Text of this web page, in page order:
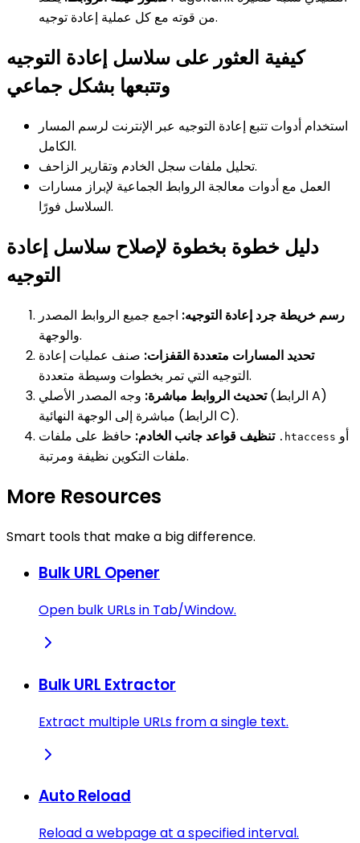
من قوته مع كل عملية إعادة توجيه.
كيفية العثور على سلاسل إعادة التوجيه
وتتبعها بشكل جماعي
استخدام أدوات تتبع إعادة التوجيه عبر الإنترنت لرسم المسار
الكامل.
تحليل ملفات سجل الخادم وتقارير الزاحف.
العمل مع أدوات معالجة الروابط الجماعية لإبراز مسارات
السلاسل فورًا.
دليل خطوة بخطوة لإصلاح سلاسل إعادة
التوجيه
رسم خريطة جرد إعادة التوجيه: اجمع جميع الروابط المصدر
والوجهة.
تحديد المسارات متعددة القفزات: صنف عمليات إعادة
التوجيه التي تمر بخطوات وسيطة متعددة.
تحديث الروابط مباشرة: وجه المصدر الأصلي (الرابط A)
مباشرة إلى الوجهة النهائية (الرابط C).
تنظيف قواعد جانب الخادم:حافظ على ملفات .htaccess
ملفات التكوين نظيفة ومرتبة.
More Resources
Smart tools that make a big difference.
Bulk URL Opener
Open bulk URLs in Tab/Window.
Bulk URL Extractor
Extract multiple URLs from a single text.
Auto Reload
Reload a webpage at a specified interval.